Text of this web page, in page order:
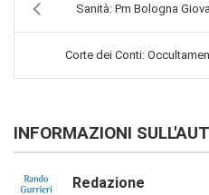
Sanità: Pm Bologna
Corte dei Conti:
INFORMAZIONI
Redazione